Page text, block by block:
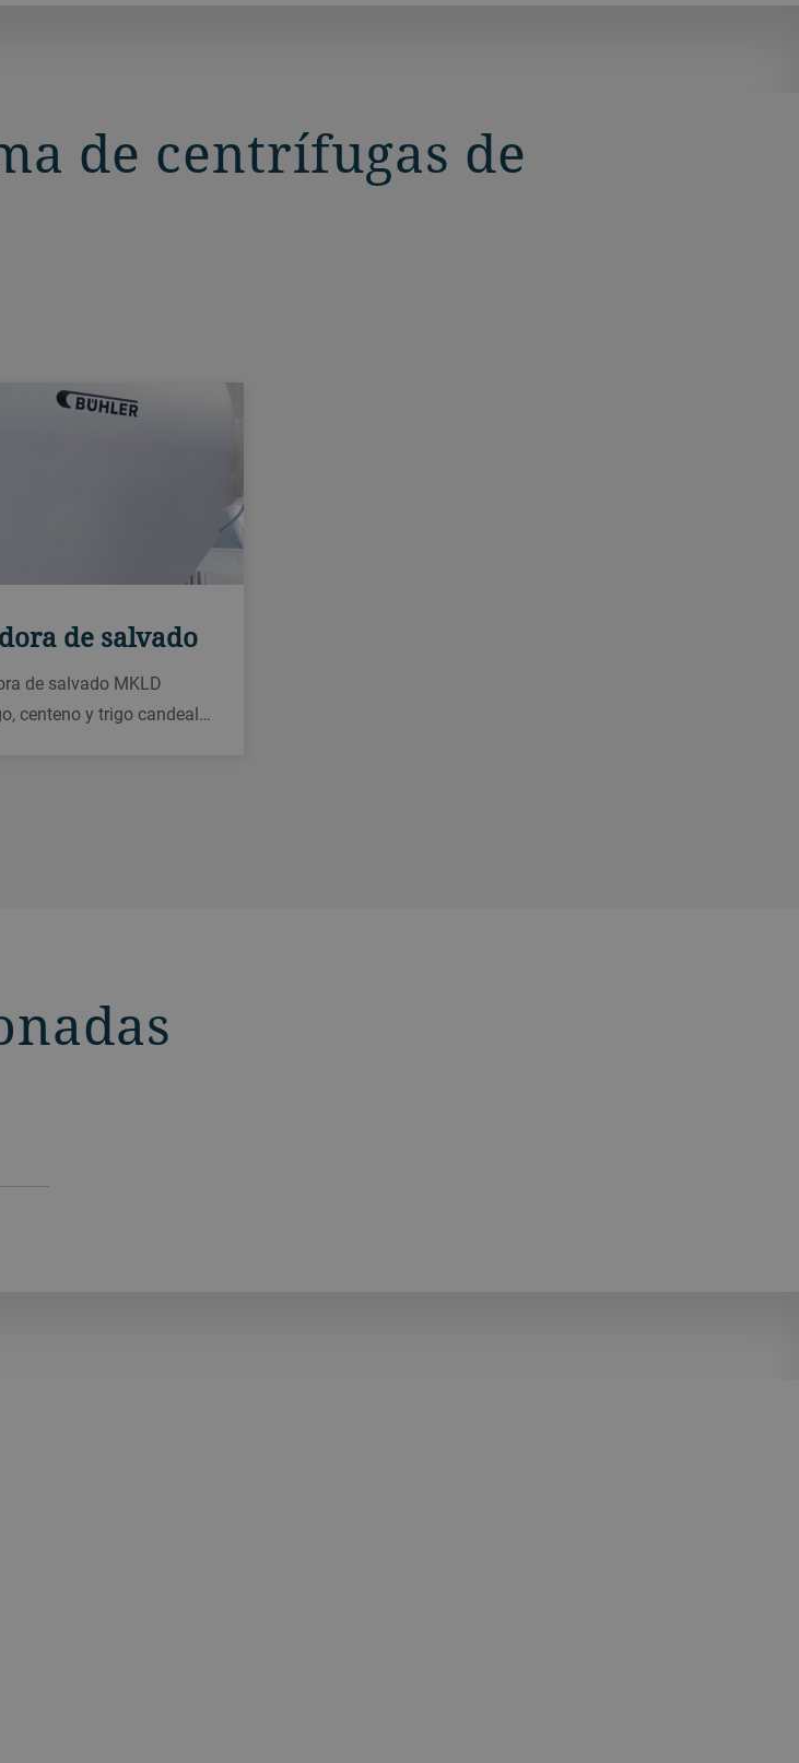
de centrífugas de
de salvado
de salvado MKLD
centeno y trigo candeal